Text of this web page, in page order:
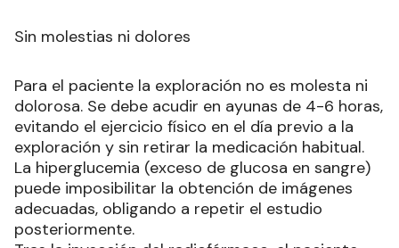
Sin molestias ni dolores
Para el paciente la exploración no es molesta ni
dolorosa. Se debe acudir en ayunas de 4-6 horas,
evitando el ejercicio físico en el día previo a la
exploración y sin retirar la medicación habitual.
La hiperglucemia (exceso de glucosa en sangre)
puede imposibilitar la obtención de imágenes
adecuadas, obligando a repetir el estudio
posteriormente.